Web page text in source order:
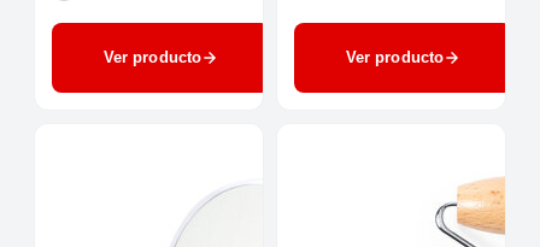
Ver producto Ver producto